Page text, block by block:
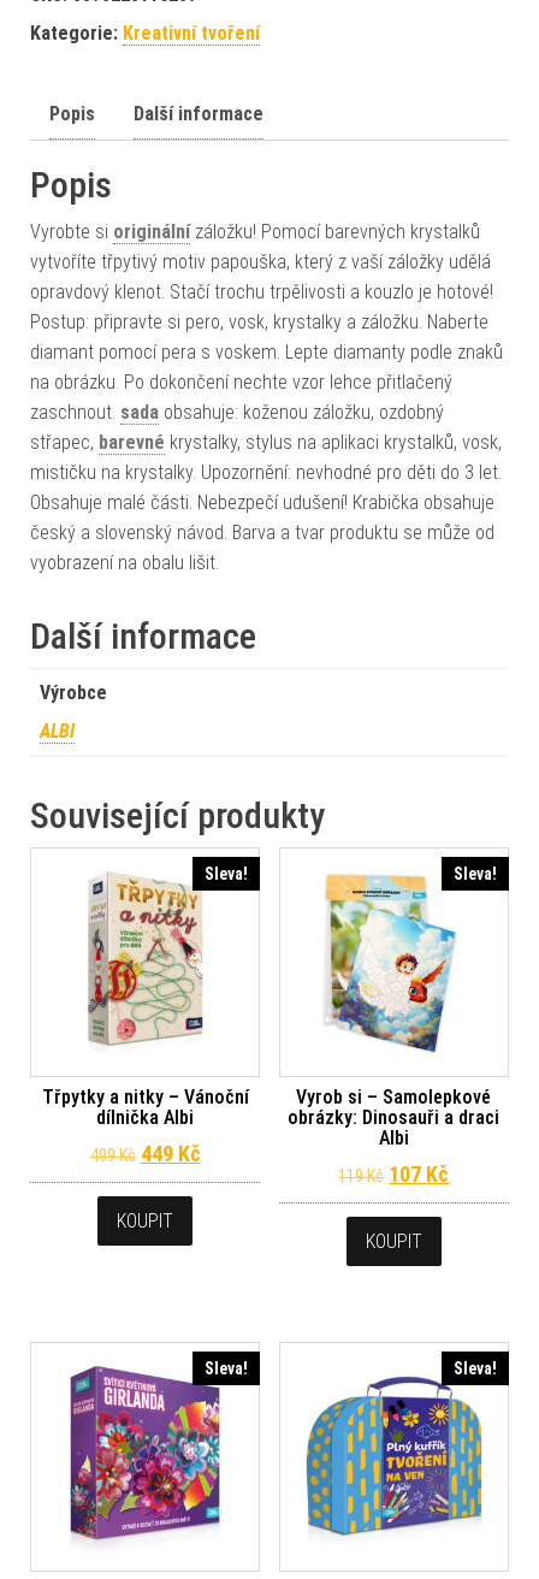
Kategorie: Kreativní tvoření
Popis Další informace
Popis
Vyrobte si originálnízáložku! Pomocí barevných krystalků
vytvoříte třpytivý motiv papouška, který z vaší záložky udělá
opravdový klenot. Stačí trochu trpělivosti a kouzlo je hotové!
Postup: připravte si pero, vosk, krystalky a záložku. Naberte
diamant pomocí pera s voskem. Lepte diamanty podle znaků
na obrázku. Po dokončení nechte vzor lehce přitlačený
zaschnout. sada obsahuje: koženou záložku, ozdobný
střapec, barevné krystalky, stylus na aplikaci krystalků, vosk,
mističku na krystalky. Upozornění: nevhodné pro děti do 3 let.
Obsahuje malé části. Nebezpečí udušení! Krabička obsahuje
český a slovenský návod. Barva a tvar produktu se může od
vyobrazení na obalu lišit.
Další informace
Výrobce
ALBI
Související produkty
Sleva!
Třpytky a nitky – Vánoční
dílnička Albi
499Kč Původní cena byla: 499 Kč.
449 KčAktuální cena je: 449 Kč.
KOUPIT
Sleva!
Vyrob si – Samolepkové
obrázky: Dinosauři a draci
Albi
119Kč Původní cena
107 Kč
KOUPIT
Sleva! Sleva!